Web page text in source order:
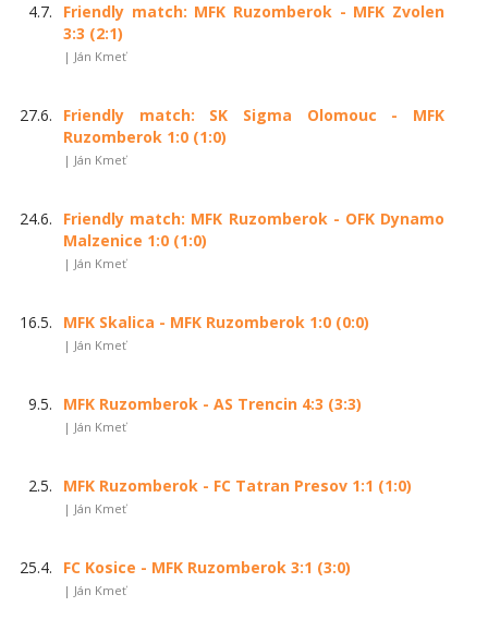
4.7.
Friendly match: MFK Ruzomberok - MFK Zvolen
3:3 (2:1)
| Ján Kmeť
27.6.
Friendly match: SK Sigma Olomouc - MFK
Ruzomberok 1:0 (1:0)
| Ján Kmeť
24.6.
Friendly match: MFK Ruzomberok - OFK Dynamo
Malzenice 1:0 (1:0)
| Ján Kmeť
16.5. MFK Skalica - MFK Ruzomberok 1:0 (0:0)
| Ján Kmeť
9.5. MFK Ruzomberok - AS Trencin 4:3 (3:3)
| Ján Kmeť
2.5. MFK Ruzomberok - FC Tatran Presov 1:1 (1:0)
| Ján Kmeť
25.4. FC Kosice - MFK Ruzomberok 3:1 (3:0)
| Ján Kmeť